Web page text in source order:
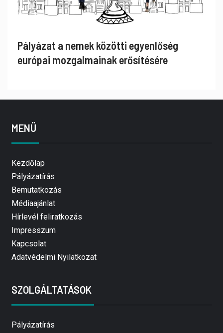
Pályázat a nemek közötti egyenlőség
európai mozgalmainak erősítésére
MENÜ
Kezdőlap
Pályázatírás
Bemutatkozás
Médiaajánlat
Hírlevél feliratkozás
Impresszum
Kapcsolat
Adatvédelmi Nyilatkozat
SZOLGÁLTATÁSOK
Pályázatírás